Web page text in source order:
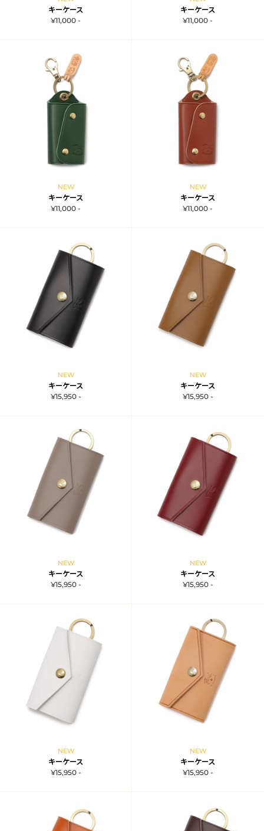
キーケース
¥11,000 -
キーケース
¥11,000 -
NEW
キーケース
¥11,000 -
NEW
キーケース
¥11,000 -
NEW
キーケース
¥15,950 -
NEW
キーケース
¥15,950 -
NEW
キーケース
¥15,950 -
NEW
キーケース
¥15,950 -
NEW
キーケース
¥15,950 -
NEW
キーケース
¥15,950 -